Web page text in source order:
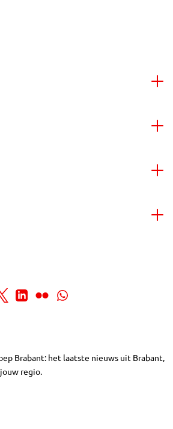
Brabant: het laatste nieuws uit Brabant,
regio.